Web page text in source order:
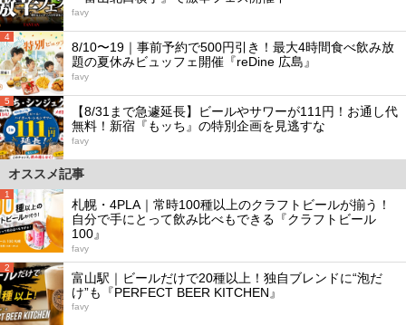
favy
4
8/10〜19｜事前予約で500円引き！最大4時間食べ飲み放
題の夏休みビュッフェ開催『reDine 広島』
favy
5
【8/31まで急遽延長】ビールやサワーが111円！お通し代
無料！新宿『もッち』の特別企画を見逃すな
favy
オススメ記事
1
札幌・4PLA｜常時100種以上のクラフトビールが揃う！
自分で手にとって飲み比べもできる『クラフトビール
100』
favy
2
富山駅｜ビールだけで20種以上！独自ブレンドに“泡だ
け”も『PERFECT BEER KITCHEN』
favy